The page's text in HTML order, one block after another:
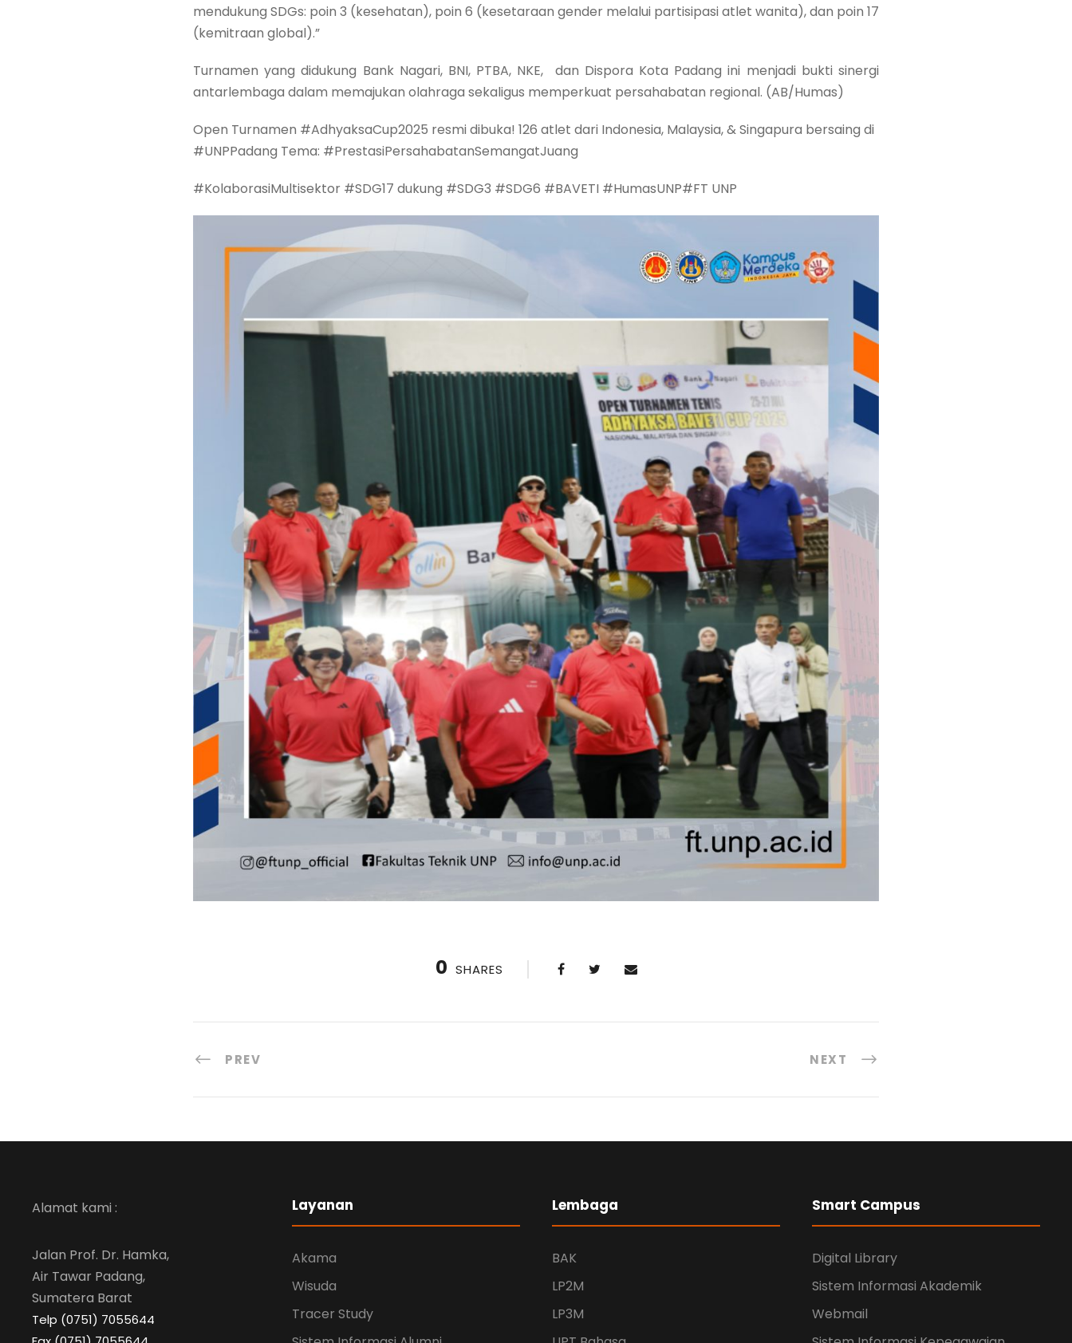
mendukung SDGs: poin 3 (kesehatan), poin 6 (kesetaraan gender melalui partisipasi atlet wanita), dan poin 17
(kemitraan global).”
Turnamen yang didukung Bank Nagari, BNI, PTBA, NKE, dan Dispora Kota Padang ini menjadi bukti sinergi
antarlembaga dalam memajukan olahraga sekaligus memperkuat persahabatan regional. (AB/Humas)
Open Turnamen #AdhyaksaCup2025 resmi dibuka! 126 atlet dari Indonesia, Malaysia, & Singapura bersaing di
#UNPPadang Tema: #PrestasiPersahabatanSemangatJuang
#KolaborasiMultisektor #SDG17 dukung #SDG3 #SDG6 #BAVETI #HumasUNP#FT UNP
0 SHARES
PREV NEXT
Alamat kami :
Jalan Prof. Dr. Hamka,
Air Tawar Padang,
Sumatera Barat
Telp (0751) 7055644
Layanan
Akama
Wisuda
Tracer Study
Lembaga
BAK
LP2M
LP3M
Smart Campus
Digital Library
Sistem Informasi Akademik
Webmail